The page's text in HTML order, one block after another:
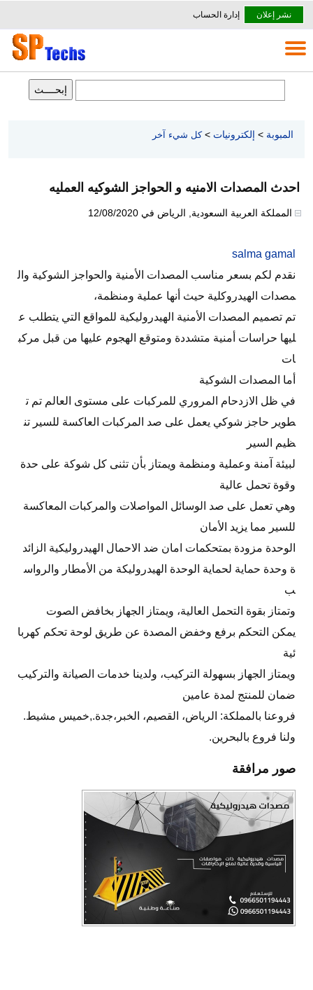
نشر إعلان إدارة الحساب
المبوبة > إلكترونيات > كل شيء آخر
احدث المصدات الامنيه و الحواجز الشوكيه العمليه
المملكة العربية السعودية الرياض في 12/08/2020
salma gamal
نقدم لكم بسعر مناسب المصدات الأمنية والحواجز الشوكية وال
مصدات الهيدروكلية حيث أنها عملية ومنظمة،
تم تصميم المصدات الأمنية الهيدروليكية للمواقع التي يتطلب ع
ليها حراسات أمنية متشددة ومتوقع الهجوم عليها من قبل مركب
ات
أما المصدات الشوكية
في ظل الازدحام المروري للمركبات على مستوى العالم تم ت
طوير حاجز شوكي يعمل على صد المركبات العاكسة للسير تن
ظيم السير
لبيئة آمنة وعملية ومنظمة ويمتاز بأن تثنى كل شوكة على حدة
وقوة تحمل عالية
وهي تعمل على صد الوسائل المواصلات والمركبات المعاكسة
للسير مما يزيد الأمان
الوحدة مزودة بمتحكمات امان ضد الاحمال الهيدروليكية الزائد
ة وحدة حماية لحماية الوحدة الهيدروليكة من الأمطار والرواس
ب
وتمتاز بقوة التحمل العالية، ويمتاز الجهاز بخافض الصوت
يمكن التحكم برفع وخفض المصدة عن طريق لوحة تحكم كهربا
ئية
ويمتاز الجهاز بسهولة التركيب، ولدينا خدمات الصيانة والتركيب
ضمان للمنتج لمدة عامين
فروعنا بالمملكة: الرياض، القصيم، الخبر،جدة.,خميس مشيط.
ولنا فروع بالبحرين.
صور مرافقة